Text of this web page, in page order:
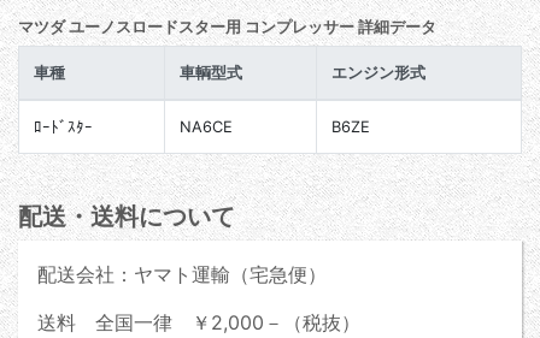
マツダ ユーノスロードスター用 コンプレッサー 詳細データ
車種 車輌型式 エンジン形式
ﾛｰﾄﾞｽﾀｰ NA6CE B6ZE
配送・送料について
配送会社：ヤマト運輸（宅急便）
送料 全国一律 ￥2,000－（税抜）